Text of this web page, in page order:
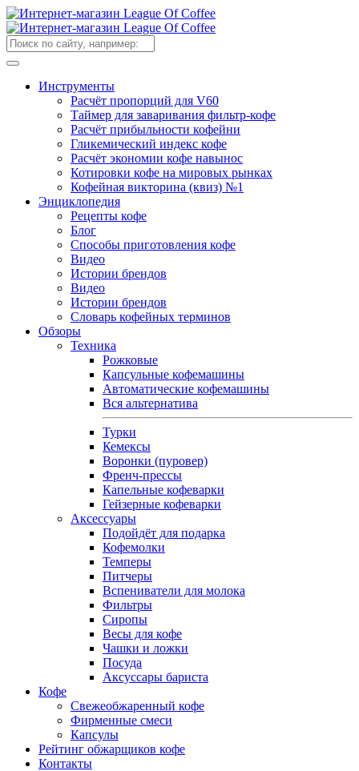
Инструменты
Расчёт пропорций для V60
Таймер для заваривания фильтр-кофе
Расчёт прибыльности кофейни
Гликемический индекс кофе
Расчёт экономии кофе навынос
Котировки кофе на мировых рынках
Кофейная викторина (квиз) №1
Энциклопедия
Рецепты кофе
Блог
Способы приготовления кофе
Видео
Истории брендов
Видео
Истории брендов
Словарь кофейных терминов
Обзоры
Техника
Рожковые
Капсульные кофемашины
Автоматические кофемашины
Вся альтернатива
Турки
Кемексы
Воронки (пуровер)
Френч-прессы
Капельные кофеварки
Гейзерные кофеварки
Аксессуары
Подойдёт для подарка
Кофемолки
Темперы
Питчеры
Вспениватели для молока
Фильтры
Сиропы
Весы для кофе
Чашки и ложки
Посуда
Аксуссары бариста
Кофе
Свежеобжаренный кофе
Фирменные смеси
Капсулы
Рейтинг обжарщиков кофе
Контакты